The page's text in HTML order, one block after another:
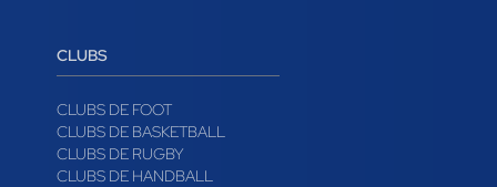
CLUBS
CLUBS DE FOOT
CLUBS DE BASKETBALL
CLUBS DE RUGBY
CLUBS DE HANDBALL